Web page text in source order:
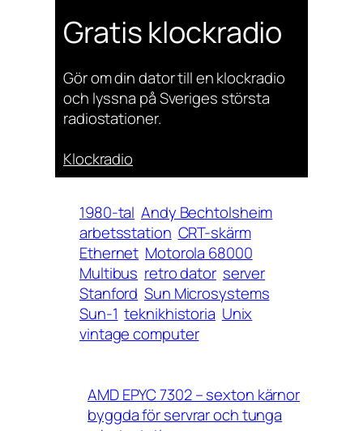
Gratis klockradio
Gör om din dator till en klockradio
och lyssna på Sveriges största
radiostationer.
Klockradio
1980-tal Andy Bechtolsheim
arbetsstation CRT-skärm
Ethernet Motorola 68000
Multibus retro dator server
Stanford Sun Microsystems
Sun-1 teknikhistoria Unix
vintage computer
AMD EPYC 7302 – sexton kärnor
byggda för servrar och tunga